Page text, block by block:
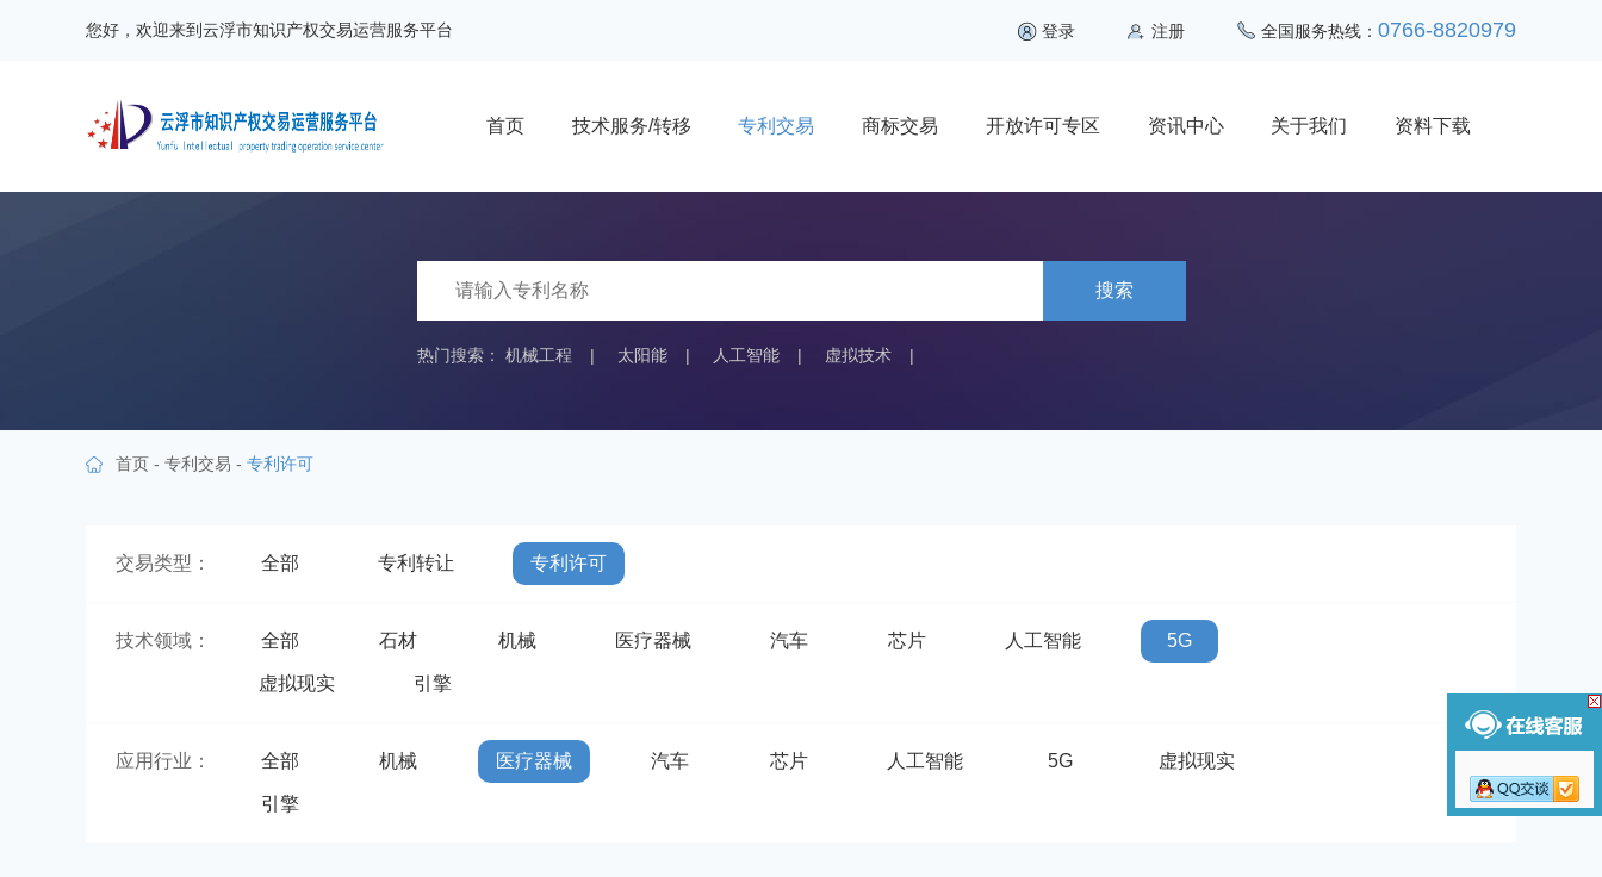
您好，欢迎来到云浮市知识产权交易运营服务平台 登录 注册 全国服务热线： 0766-8820979
首页 技术服务/转移 专利交易 商标交易 开放许可专区 资讯中心 关于我们 资料下载
搜索
热门搜索： 机械工程 | 太阳能 | 人工智能 | 虚拟技术 |
首页 - 专利交易 - 专利许可
交易类型： 全部 专利转让 专利许可
技术领域： 全部 石材 机械 医疗器械 汽车 芯片 人工智能 5G
虚拟现实 引擎
应用行业： 全部 机械 医疗器械 汽车 芯片 人工智能 5G 虚拟现实
引擎